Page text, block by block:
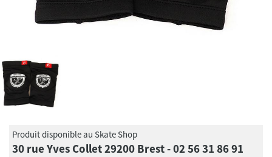
Produit disponible au Skate Shop
30 rue Yves Collet 29200 Brest - 02 56 31 86 91